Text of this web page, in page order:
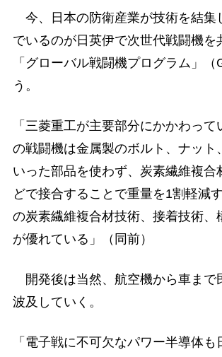
今、日本の防衛産業が技術を結集
でいるのが日英伊で次世代戦闘機を
「グローバル戦闘機プログラム」
う。
「三菱重工が主要部分にかかわって
の戦闘機は金属製のボルト、ナット
いった部品を使わず、炭素繊維複合
どで接合することで重量を1割軽減
の炭素繊維複合材技術、接着技術、
が優れている」（同前）
開発後は当然、航空機から車まで
波及していく。
「電子戦に不可欠なパワー半導体